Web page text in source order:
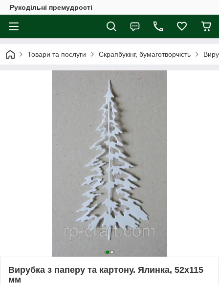
Рукодільні премудрості
Товари та послуги Скрапбукінг, бумаготворчість
Вирубка з паперу та картону. Ялинка, 52х115
мм